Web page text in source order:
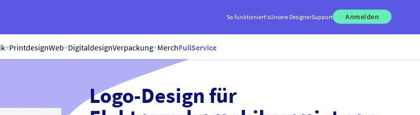
So funktioniert'sUnsere DesignerSupport Anmelden
+PrintdesignWeb+DigitaldesignVerpackung+MerchFullService
Logo-Design für